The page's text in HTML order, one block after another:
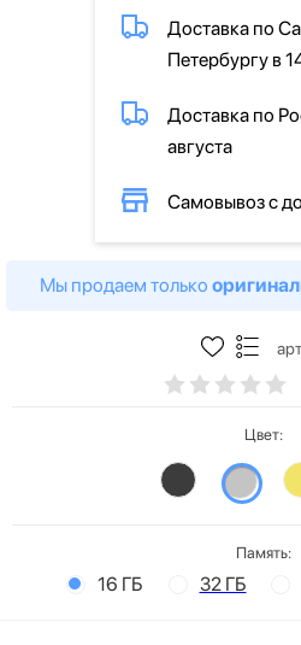
Доставка по
Петербургу в
Доставка по
августа
Самовывоз с
Мы продаем только
Цвет:
Память:
16 ГБ 32 ГБ